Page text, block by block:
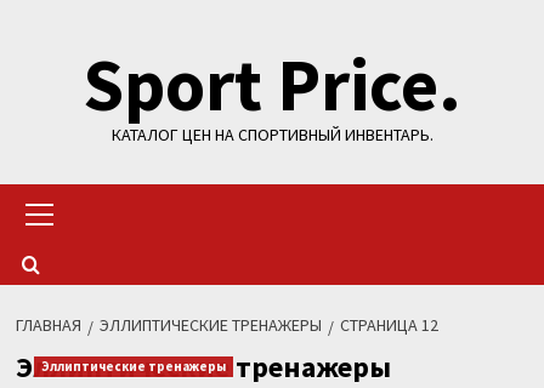
содержимомуSport Price.
КАТАЛОГ ЦЕН НА СПОРТИВНЫЙ ИНВЕНТАРЬ.
меню
ГЛАВНАЯ ЭЛЛИПТИЧЕСКИЕ ТРЕНАЖЕРЫ СТРАНИЦА 12
Эллиптические тренажеры
Эллиптические тренажеры